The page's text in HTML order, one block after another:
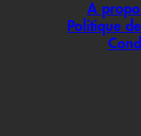
A
Politique